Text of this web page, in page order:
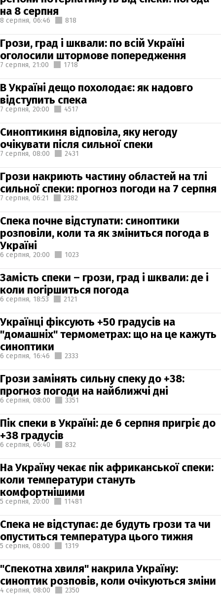
на 8 серпня
8 серпня, 06:46 818
Грози, град і шквали: по всій Україні
оголосили штормове попередження
7 серпня, 21:00 1718
В Україні дещо похолодає: як надовго
відступить спека
7 серпня, 20:00 4517
Синоптикиня відповіла, яку негоду
очікувати після сильної спеки
7 серпня, 08:00 2431
Грози накриють частину областей на тлі
сильної спеки: прогноз погоди на 7 серпня
7 серпня, 06:21 2382
Спека почне відступати: синоптики
розповіли, коли та як зміниться погода в
Україні
6 серпня, 20:00 1023
Замість спеки – грози, град і шквали: де і
коли погіршиться погода
6 серпня, 18:53 2121
Українці фіксують +50 градусів на
"домашніх" термометрах: що на це кажуть
синоптики
6 серпня, 16:46 2333
Грози замінять сильну спеку до +38:
прогноз погоди на найближчі дні
6 серпня, 08:00 3351
Пік спеки в Україні: де 6 серпня пригріє до
+38 градусів
6 серпня, 06:40 832
На Україну чекає пік африканської спеки:
коли температури стануть
комфортнішими
5 серпня, 20:00 11481
Спека не відступає: де будуть грози та чи
опуститься температура цього тижня
5 серпня, 08:00 1319
"Спекотна хвиля" накрила Україну:
синоптик розповів, коли очікуються зміни
4 серпня, 08:00 2350